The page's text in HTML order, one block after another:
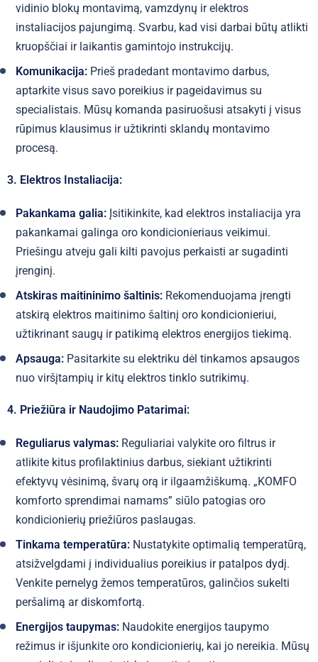
vidinio blokų montavimą, vamzdynų ir elektros
instaliacijos pajungimą. Svarbu, kad visi darbai būtų atlikti
kruopščiai ir laikantis gamintojo instrukcijų.
Komunikacija: Prieš pradedant montavimo darbus,
aptarkite visus savo poreikius ir pageidavimus su
specialistais. Mūsų komanda pasiruošusi atsakyti į visus
rūpimus klausimus ir užtikrinti sklandų montavimo
procesą.
3. Elektros Instaliacija:
Pakankama galia: Įsitikinkite, kad elektros instaliacija yra
pakankamai galinga oro kondicionieriaus veikimui.
Priešingu atveju gali kilti pavojus perkaisti ar sugadinti
įrenginį.
Atskiras maitininimo šaltinis: Rekomenduojama įrengti
atskirą elektros maitinimo šaltinį oro kondicionieriui,
užtikrinant saugų ir patikimą elektros energijos tiekimą.
Apsauga: Pasitarkite su elektriku dėl tinkamos apsaugos
nuo viršįtampių ir kitų elektros tinklo sutrikimų.
4. Priežiūra ir Naudojimo Patarimai:
Reguliarus valymas: Reguliariai valykite oro filtrus ir
atlikite kitus profilaktinius darbus, siekiant užtikrinti
efektyvų vėsinimą, švarų orą ir ilgaamžiškumą. „KOMFO
komforto sprendimai namams” siūlo patogias oro
kondicionierių priežiūros paslaugas.
Tinkama temperatūra: Nustatykite optimalią temperatūrą,
atsižvelgdami į individualius poreikius ir patalpos dydį.
Venkite pernelyg žemos temperatūros, galinčios sukelti
peršalimą ar diskomfortą.
Energijos taupymas: Naudokite energijos taupymo
režimus ir išjunkite oro kondicionierių, kai jo nereikia. Mūsų